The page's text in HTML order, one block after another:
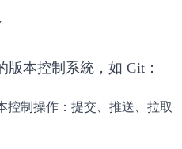
版本控制系統，如 Git：
控制操作 ：提交、推送、拉取